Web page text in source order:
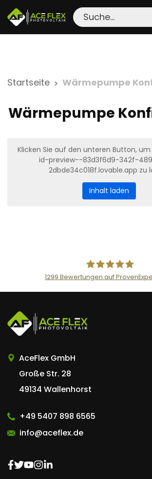
Startseite > Wärmepumpe
Wärmepumpe
Klicken Sie auf den unteren Button,
id-preview--83d3f6d9-342f-
2dbde34c018f.lovable.app zu
Inhalt laden
AceFlex GmbH
1299 Bewertungen auf
AceFlex GmbH
Große Str. 28
49134 Wallenhorst
+49 5407 898 6565
info@aceflex.de